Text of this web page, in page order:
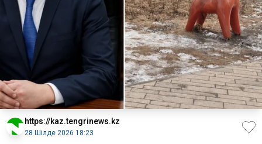
https://kaz.tengrinews.kz
28 Шілде 2026 18:23